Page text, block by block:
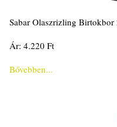
Sabar Olaszrizling Birtokbor
Ár: 4.220 Ft
Bővebben...